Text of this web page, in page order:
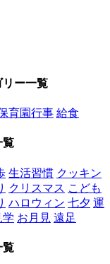
リー一覧
育園行事 給食
覧
生活習慣 クッキン
クリスマス こども
ハロウィン 七夕 運
学 お月見 遠足
覧